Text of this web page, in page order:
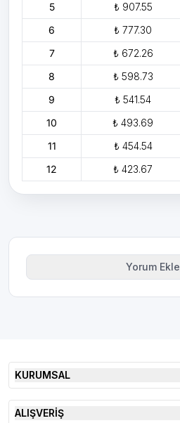
5
₺ 907.55
6
₺ 777.30
7
₺ 672.26
8
₺ 598.73
9
₺ 541.54
10
₺ 493.69
11
₺ 454.54
12
₺ 423.67
Yorum Ekle
KURUMSAL
ALIŞVERİŞ